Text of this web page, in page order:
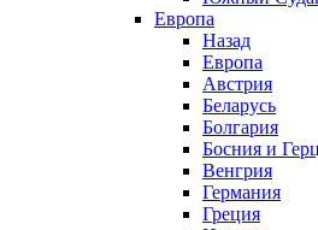
Европа
Назад
Европа
Австрия
Беларусь
Болгария
Босния и
Венгрия
Германия
Греция